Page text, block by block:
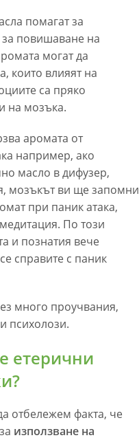
помагат за
повишаване на
могат да
които влияят на
са пряко
на мозъка.
аромата от
например, ако
масло в дифузер,
мозъкът ви ще запомни
при паник атака,
По този
и познатия вече
справите с паник
много проучвания,
психолози.
етерични
отбележем факта, че
използване на